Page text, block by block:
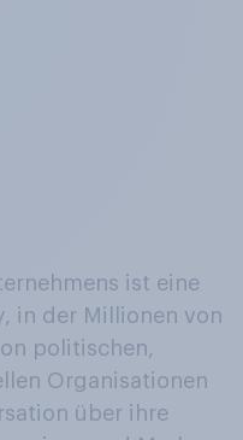
ist eine
in der Millionen von
politischen,
Organisationen
über ihre